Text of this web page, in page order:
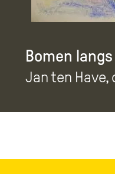
Bomen
Jan ten Have,